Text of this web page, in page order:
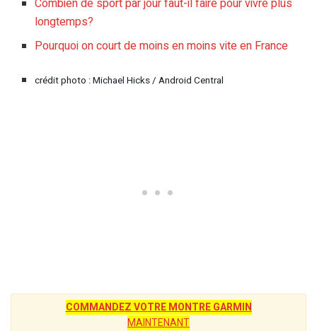
Combien de sport par jour faut-il faire pour vivre plus
longtemps?
Pourquoi on court de moins en moins vite en France
crédit photo :Michael Hicks / Android Central
COMMANDEZ VOTRE MONTRE GARMIN
MAINTENANT